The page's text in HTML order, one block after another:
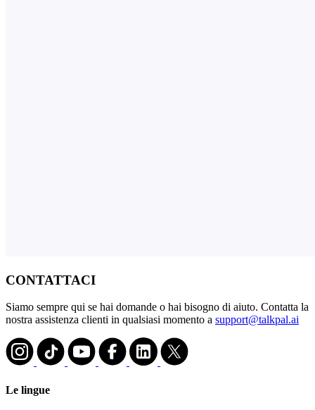
CONTATTACI
Siamo sempre qui se hai domande o hai bisogno di aiuto. Contatta la
nostra assistenza clienti in qualsiasi momento a support@talkpal.ai
Le lingue